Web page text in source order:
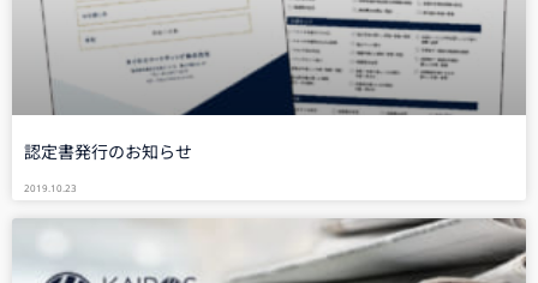
認定書発行のお知らせ
2019.10.23